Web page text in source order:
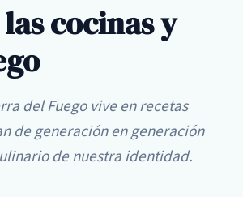
cocinas y
del Fuego vive en recetas
de generación en generación
de nuestra identidad.